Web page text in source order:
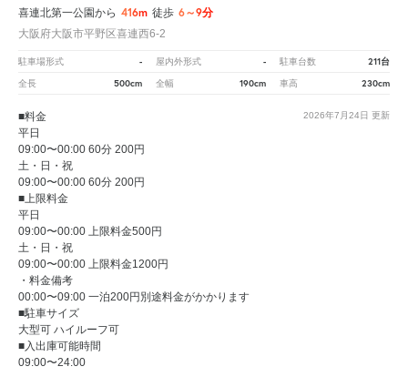
喜連北第一公園から 416m 徒歩 6～9分
大阪府大阪市平野区喜連西6-2
駐車場形式 - 屋内外形式 - 駐車台数 211台
全長 500cm 全幅 190cm 車高 230cm
2026年7月24日 更新
■料金
平日
09:00〜00:00 60分 200円
土・日・祝
09:00〜00:00 60分 200円
■上限料金
平日
09:00〜00:00 上限料金500円
土・日・祝
09:00〜00:00 上限料金1200円
・料金備考
00:00〜09:00 一泊200円別途料金がかかります
■駐車サイズ
大型可 ハイルーフ可
■入出庫可能時間
09:00〜24:00